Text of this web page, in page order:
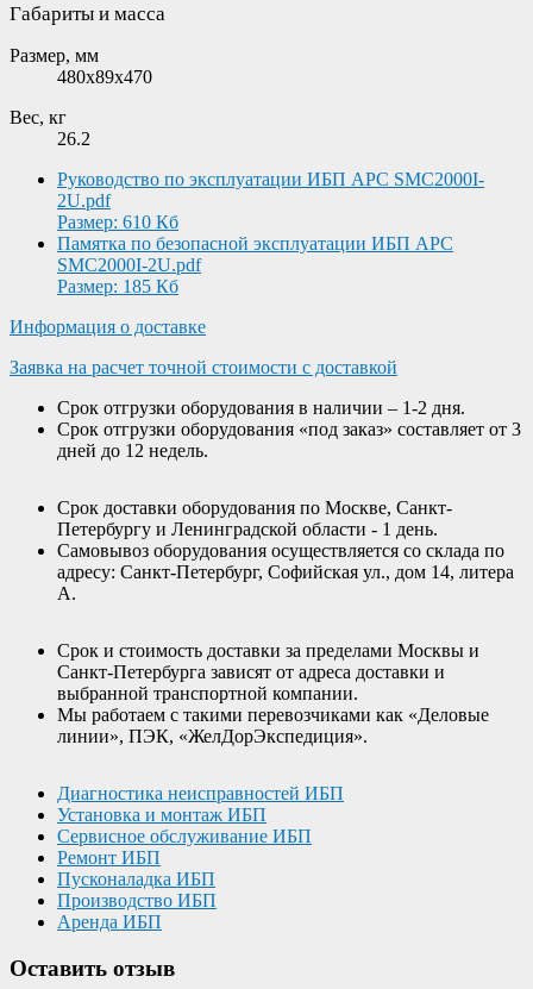
Габариты и масса
Размер, мм
480x89x470
Вес, кг
26.2
Руководство по эксплуатации ИБП APC SMC2000I-
2U.pdf
Размер: 610 Кб
Памятка по безопасной эксплуатации ИБП APC
SMC2000I-2U.pdf
Размер: 185 Кб
Информация о доставке
Заявка на расчет точной стоимости с доставкой
Срок отгрузки оборудования в наличии – 1-2 дня.
Срок отгрузки оборудования «под заказ» составляет от 3
дней до 12 недель.
Срок доставки оборудования по Москве, Санкт-
Петербургу и Ленинградской области - 1 день.
Самовывоз оборудования осуществляется со склада по
адресу: Санкт-Петербург, Софийская ул., дом 14, литера
А.
Срок и стоимость доставки за пределами Москвы и
Санкт-Петербурга зависят от адреса доставки и
выбранной транспортной компании.
Мы работаем с такими перевозчиками как «Деловые
линии», ПЭК, «ЖелДорЭкспедиция».
Диагностика неисправностей ИБП
Установка и монтаж ИБП
Сервисное обслуживание ИБП
Ремонт ИБП
Пусконаладка ИБП
Производство ИБП
Аренда ИБП
Оставить отзыв